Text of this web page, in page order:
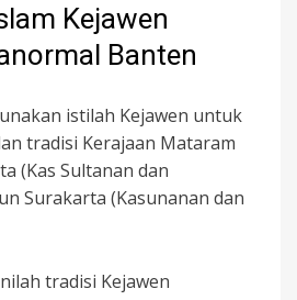
Kejawen
Banten
istilah Kejawen untuk
tradisi Kerajaan Mataram
(Kas Sultanan dan
Surakarta (Kasunanan dan
tradisi Kejawen